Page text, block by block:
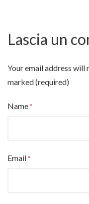
Lascia un
Your email address will
marked (required)
Name
Email